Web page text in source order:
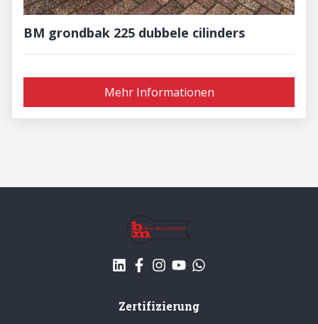
BM grondbak 225 dubbele cilinders
Mehr Informationen
Zertifizierung